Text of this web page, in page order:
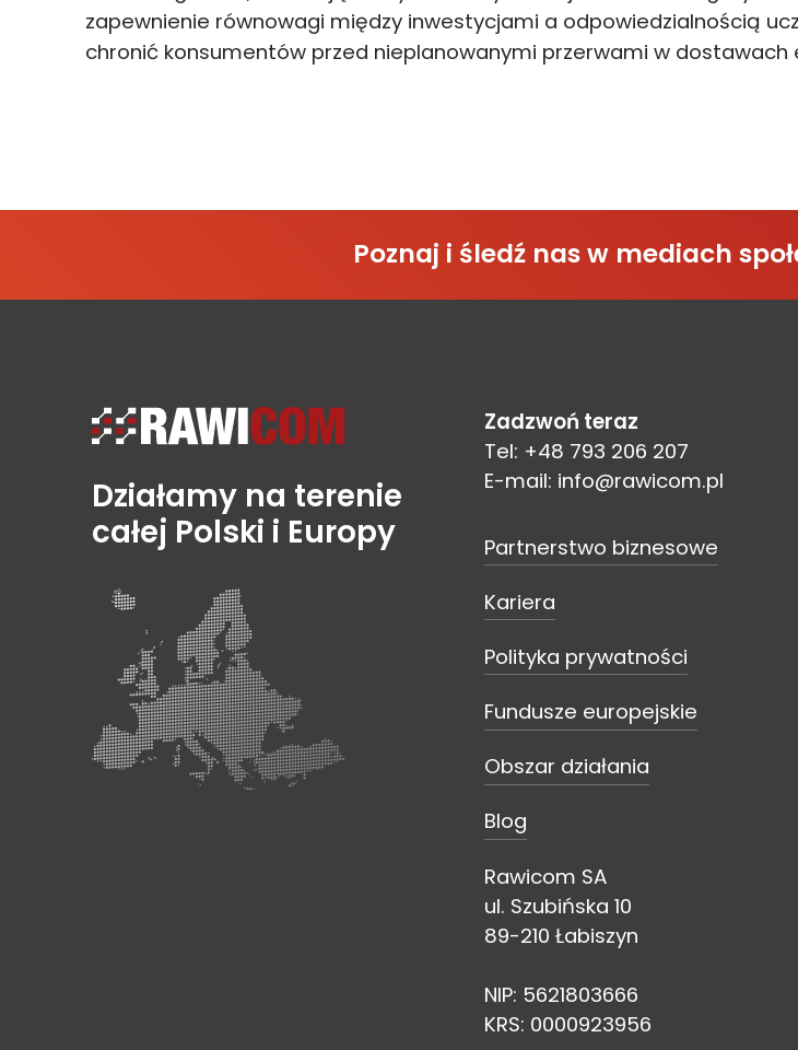
zapewnienie równowagi między inwestycjami a odpowiedzialnością
chronić konsumentów przed nieplanowanymi przerwami w dostawach
Poznaj i śledź nas w mediach
Działamy na terenie
całej Polski i Europy
Zadzwoń teraz
Tel: +48 793 206 207
E-mail: info@rawicom.pl
Partnerstwo biznesowe
Kariera
Polityka prywatności
Fundusze europejskie
Obszar działania
Blog
Rawicom SA
ul. Szubińska 10
89-210 Łabiszyn
NIP: 5621803666
KRS: 0000923956